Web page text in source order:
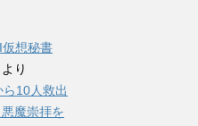
想秘書
より
10人救出
魔崇拝を